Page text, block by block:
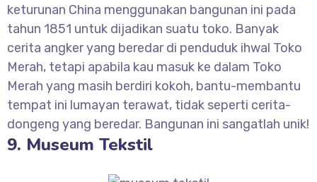
keturunan China menggunakan bangunan ini pada
tahun 1851 untuk dijadikan suatu toko. Banyak
cerita angker yang beredar di penduduk ihwal Toko
Merah, tetapi apabila kau masuk ke dalam Toko
Merah yang masih berdiri kokoh, bantu-membantu
tempat ini lumayan terawat, tidak seperti cerita-
dongeng yang beredar. Bangunan ini sangatlah unik!
9. Museum Tekstil